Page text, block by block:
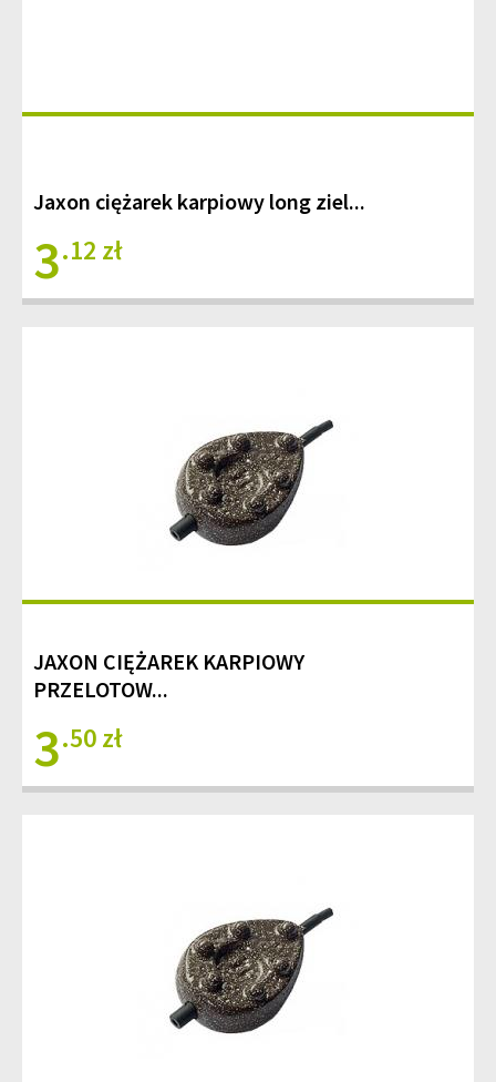
Jaxon ciężarek karpiowy long ziel...
3.12 zł
JAXON CIĘŻAREK KARPIOWY
PRZELOTOW...
3.50 zł